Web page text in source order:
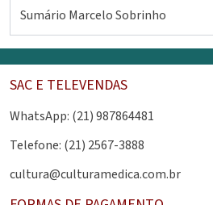
Sumário Marcelo Sobrinho
SAC E TELEVENDAS
WhatsApp: (21) 987864481
Telefone: (21) 2567-3888
cultura@culturamedica.com.br